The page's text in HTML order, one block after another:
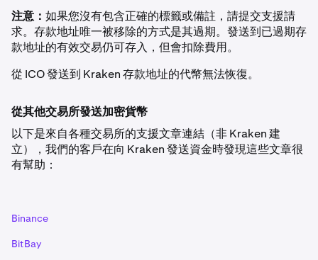
注意： 如果您沒有包含正確的標籤或備註，請提交支援請
求。存款地址唯一被移除的方式是其過期。發送到已過期存
款地址的有效交易仍可存入，但會扣除費用。
從 ICO 發送到 Kraken 存款地址的代幣無法恢復。
從其他交易所發送加密貨幣
以下是來自各種交易所的支援文章連結（非 Kraken 建
立），我們的客戶在向 Kraken 發送資金時發現這些文章很
有幫助：
Binance
BitBay